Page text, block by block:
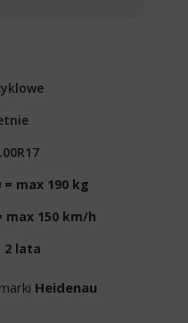
= max 190 kg
max 150 km/h
2 lata
Heidenau